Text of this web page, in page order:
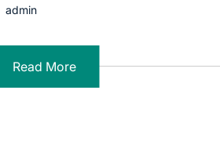
admin
Read More